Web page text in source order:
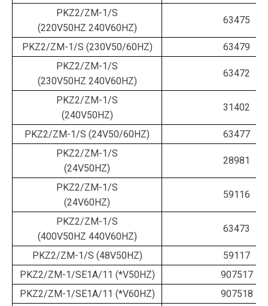
PKZ2/ZM-1/S
(220V50HZ 240V60HZ)
63475
PKZ2/ZM-1/S (230V50/60HZ)
63479
PKZ2/ZM-1/S
(230V50HZ 240V60HZ)
63472
PKZ2/ZM-1/S
(240V50HZ)
31402
PKZ2/ZM-1/S (24V50/60HZ)
63477
PKZ2/ZM-1/S
(24V50HZ)
28981
PKZ2/ZM-1/S
(24V60HZ)
59116
PKZ2/ZM-1/S
(400V50HZ 440V60HZ)
63473
PKZ2/ZM-1/S (48V50HZ)
59117
PKZ2/ZM-1/SE1A/11 (*V50HZ)
907517
PKZ2/ZM-1/SE1A/11 (*V60HZ)
907518